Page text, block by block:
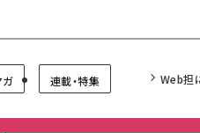
ガ 連載・特集 Web担
さい ／